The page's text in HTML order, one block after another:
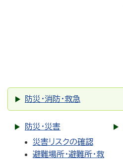
防災・消防・救急
防災・災害
災害リスクの確認
避難場所・避難所・救